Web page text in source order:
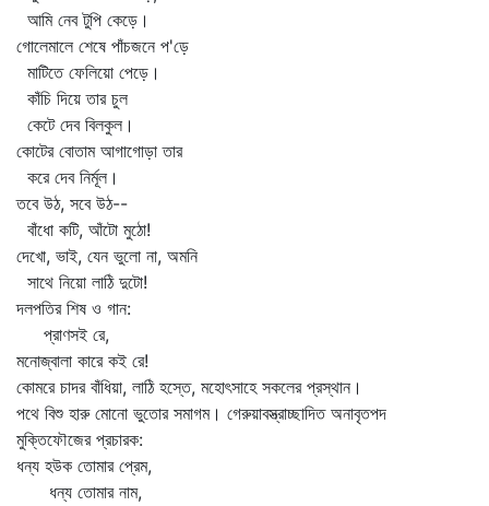
আমি নেব টুপি কেড়ে।
গোলেমালে শেষে পাঁচজনে প'ড়ে
মাটিতে ফেলিয়ো পেড়ে।
কাঁচি দিয়ে তার চুল
কেটে দেব বিলকুল।
কোটের বোতাম আগাগোড়া তার
করে দেব নির্মূল।
তবে উঠ, সবে উঠ--
বাঁধো কটি, আঁটো মুঠো!
দেখো, ভাই, যেন ভুলো না, অমনি
সাথে নিয়ো লাঠি দুটো!
দলপতির শিষ ও গান:
প্রাণসই রে,
মনোজ্বালা কারে কই রে!
কোমরে চাদর বাঁধিয়া, লাঠি হস্তে, মহোৎসাহে সকলের প্রস্থান।
পথে বিশু হারু মোনো ভুতোর সমাগম। গেরুয়াবস্ত্রাচ্ছাদিত অনাবৃতপদ
মুক্তিফৌজের প্রচারক:
ধন্য হউক তোমার প্রেম,
ধন্য তোমার নাম,